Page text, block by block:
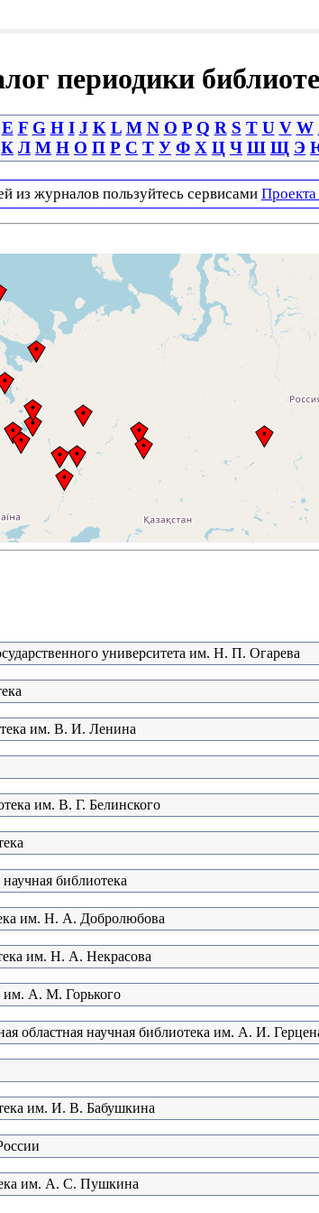
периодики
E F G H I J K L M N O P Q R S T U V W
К Л М Н О П Р С Т У Ф Х Ц Ч Ш Щ Э
из журналов пользуйтесь сервисами
университета им. Н. П. Огарева
им. В. И. Ленина
им. В. Г. Белинского
библиотека
им. Н. А. Добролюбова
им. Н. А. Некрасова
им. А. М. Горького
областная научная библиотека им. А. И.
им. И. В. Бабушкина
им. А. С. Пушкина